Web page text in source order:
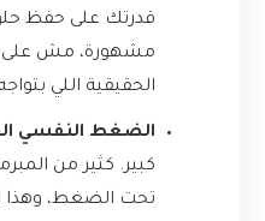
قدرتك على حفظ
مشهورة، مش على
الحقيقية اللي
الضغط النفسي
كبير. كثير من
تحت الضغط، وهذا